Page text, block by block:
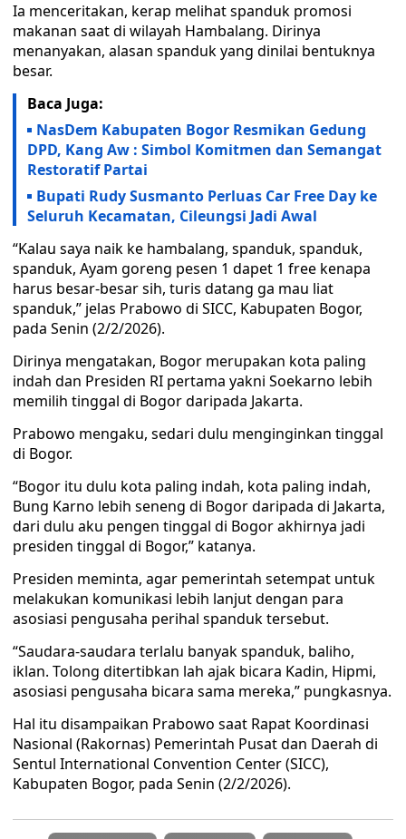
Ia menceritakan, kerap melihat spanduk promosi
makanan saat di wilayah Hambalang. Dirinya
menanyakan, alasan spanduk yang dinilai bentuknya
besar.
Baca Juga:
NasDem Kabupaten Bogor Resmikan Gedung
DPD, Kang Aw : Simbol Komitmen dan Semangat
Restoratif Partai
Bupati Rudy Susmanto Perluas Car Free Day ke
Seluruh Kecamatan, Cileungsi Jadi Awal
“Kalau saya naik ke hambalang, spanduk, spanduk,
spanduk, Ayam goreng pesen 1 dapet 1 free kenapa
harus besar-besar sih, turis datang ga mau liat
spanduk,” jelas Prabowo di SICC, Kabupaten Bogor,
pada Senin (2/2/2026).
Dirinya mengatakan, Bogor merupakan kota paling
indah dan Presiden RI pertama yakni Soekarno lebih
memilih tinggal di Bogor daripada Jakarta.
Prabowo mengaku, sedari dulu menginginkan tinggal
di Bogor.
“Bogor itu dulu kota paling indah, kota paling indah,
Bung Karno lebih seneng di Bogor daripada di Jakarta,
dari dulu aku pengen tinggal di Bogor akhirnya jadi
presiden tinggal di Bogor,” katanya.
Presiden meminta, agar pemerintah setempat untuk
melakukan komunikasi lebih lanjut dengan para
asosiasi pengusaha perihal spanduk tersebut.
“Saudara-saudara terlalu banyak spanduk, baliho,
iklan. Tolong ditertibkan lah ajak bicara Kadin, Hipmi,
asosiasi pengusaha bicara sama mereka,” pungkasnya.
Hal itu disampaikan Prabowo saat Rapat Koordinasi
Nasional (Rakornas) Pemerintah Pusat dan Daerah di
Sentul International Convention Center (SICC),
Kabupaten Bogor, pada Senin (2/2/2026).